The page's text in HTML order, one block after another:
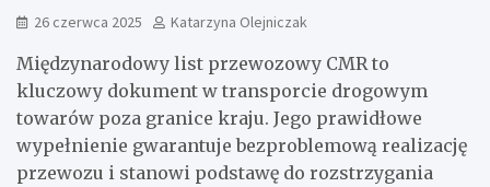
26 czerwca 2025 Katarzyna Olejniczak
Międzynarodowy list przewozowy CMR to
kluczowy dokument w transporcie drogowym
towarów poza granice kraju. Jego prawidłowe
wypełnienie gwarantuje bezproblemową realizację
przewozu i stanowi podstawę do rozstrzygania